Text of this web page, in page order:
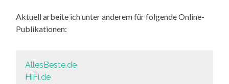
Aktuell arbeite ich unter anderem für folgende Online-
Publikationen:
AllesBeste.de
HiFi.de